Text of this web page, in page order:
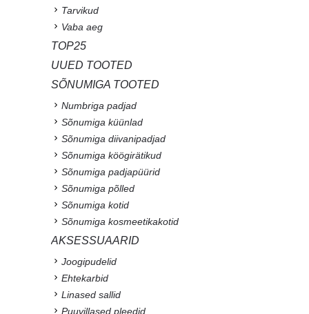
Tarvikud
Vaba aeg
TOP25
UUED TOOTED
SÕNUMIGA TOOTED
Numbriga padjad
Sõnumiga küünlad
Sõnumiga diivanipadjad
Sõnumiga köögirätikud
Sõnumiga padjapüürid
Sõnumiga põlled
Sõnumiga kotid
Sõnumiga kosmeetikakotid
AKSESSUAARID
Joogipudelid
Ehtekarbid
Linased sallid
Puuvillased pleedid